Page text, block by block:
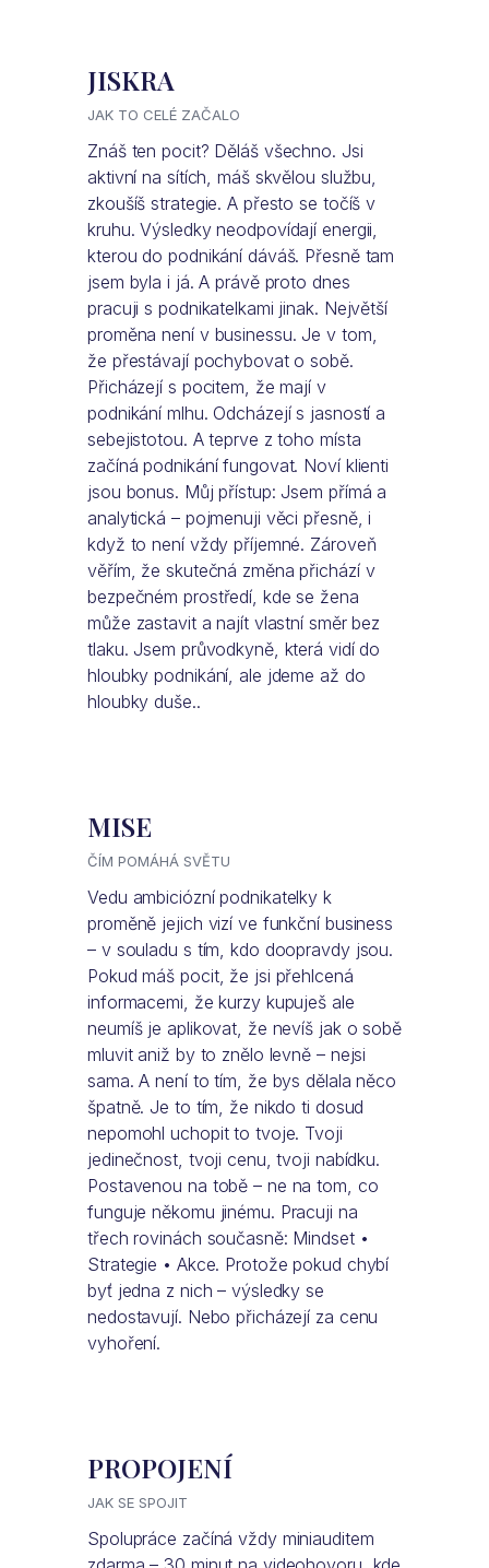
JISKRA
JAK TO CELÉ ZAČALO
Znáš ten pocit? Děláš všechno. Jsi
aktivní na sítích, máš skvělou službu,
zkoušíš strategie. A přesto se točíš v
kruhu. Výsledky neodpovídají energii,
kterou do podnikání dáváš. Přesně tam
jsem byla i já. A právě proto dnes
pracuji s podnikatelkami jinak. Největší
proměna není v businessu. Je v tom,
že přestávají pochybovat o sobě.
Přicházejí s pocitem, že mají v
podnikání mlhu. Odcházejí s jasností a
sebejistotou. A teprve z toho místa
začíná podnikání fungovat. Noví klienti
jsou bonus. Můj přístup: Jsem přímá a
analytická – pojmenuji věci přesně, i
když to není vždy příjemné. Zároveň
věřím, že skutečná změna přichází v
bezpečném prostředí, kde se žena
může zastavit a najít vlastní směr bez
tlaku. Jsem průvodkyně, která vidí do
hloubky podnikání, ale jdeme až do
hloubky duše..
MISE
ČÍM POMÁHÁ SVĚTU
Vedu ambiciózní podnikatelky k
proměně jejich vizí ve funkční business
– v souladu s tím, kdo doopravdy jsou.
Pokud máš pocit, že jsi přehlcená
informacemi, že kurzy kupuješ ale
neumíš je aplikovat, že nevíš jak o sobě
mluvit aniž by to znělo levně – nejsi
sama. A není to tím, že bys dělala něco
špatně. Je to tím, že nikdo ti dosud
nepomohl uchopit to tvoje. Tvoji
jedinečnost, tvoji cenu, tvoji nabídku.
Postavenou na tobě – ne na tom, co
funguje někomu jinému. Pracuji na
třech rovinách současně: Mindset •
Strategie • Akce. Protože pokud chybí
byť jedna z nich – výsledky se
nedostavují. Nebo přicházejí za cenu
vyhoření.
PROPOJENÍ
JAK SE SPOJIT
Spolupráce začíná vždy miniauditem